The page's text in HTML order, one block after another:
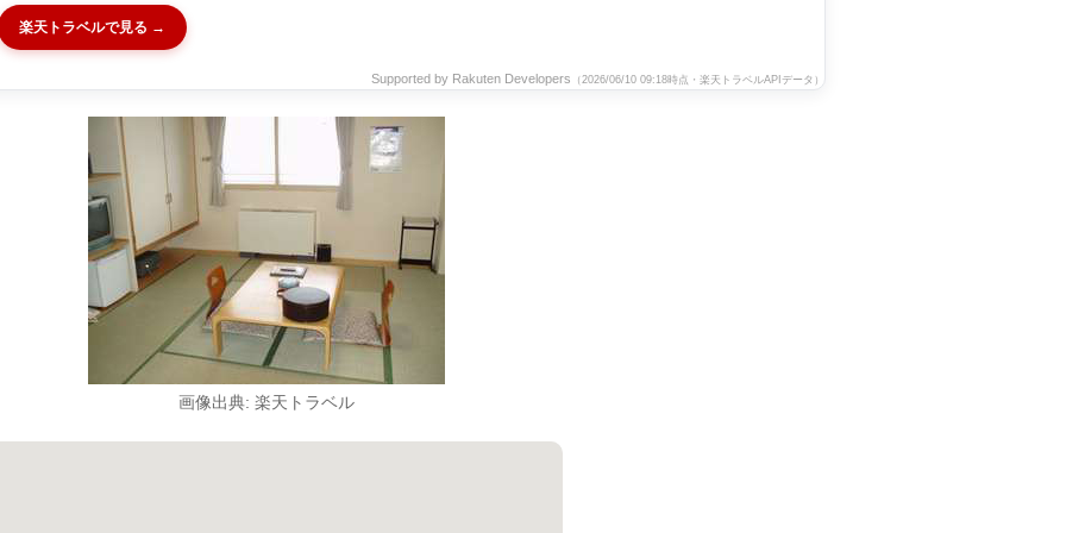
楽天トラベルで見る →
Supported by Rakuten Developers （2026/06/10 09:18時点・楽天トラベルAPIデータ）
画像出典: 楽天トラベル